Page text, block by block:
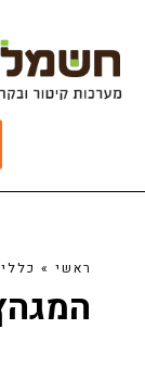
ראשי » כללי